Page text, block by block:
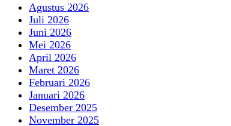
Agustus 2026
Juli 2026
Juni 2026
Mei 2026
April 2026
Maret 2026
Februari 2026
Januari 2026
Desember 2025
November 2025